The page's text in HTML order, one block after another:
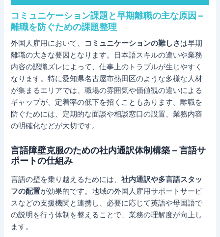
コミュニケーション課題と早期離職の主な原因 –
離職を防ぐための課題整理
外国人雇用において、 コミュニケーションの難しさは早期
離職の大きな要因となります。日本語スキルの違いや業務
内容の認識ズレによって、仕事上のトラブルが生じやすく
なります。特に愛知県名古屋市熱田区のような多様な人材
が集まるエリアでは、職場の雰囲気や価値観の違いによる
ギャップが、定着率の低下を招くこともあります。離職を
防ぐためには、定期的な面談や相談窓口の設置、業務内容
の明確化などが大切です。
言語障壁克服のための社内通訳体制構築 – 言語サ
ポートの仕組み
言語の壁を乗り越えるためには、社内通訳や多言語スタッ
フの配置が効果的です。地域の外国人雇用サポートサービ
スなどの支援機関と連携し、必要に応じて英語や母国語で
の説明を行う体制を整えることで、業務の理解度が向上し
ます。